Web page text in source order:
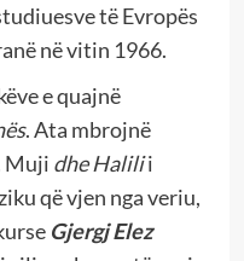
të Evropës
në vitin 1966.
e quajnë
. Ata mbrojnë
Muji dhe Halili i
që vjen nga veriu,
Gjergj Elez